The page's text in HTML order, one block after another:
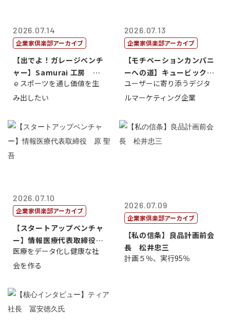
2026.07.14
企業家倶楽部アーカイブ
【出でよ！ガレージベンチ
ャー】Samurai 工房 代
表取締...
ｅスポーツを通し価値を生
み出したい
2026.07.13
企業家倶楽部アーカイブ
【モチベーションカンパニ
ーへの道】キュービック代
表取締役CE...
ユーザーに寄り添うデジタ
ルマーケティング企業
2026.07.10
企業家倶楽部アーカイブ
【スタートアップベンチャ
ー】情報医療代表取締役
原 聖吾
医療をデータ化し健康な社
会を作る
2026.07.09
企業家倶楽部アーカイブ
【私の信条】良品計画前会
長 松井忠三
計画５％、実行95％